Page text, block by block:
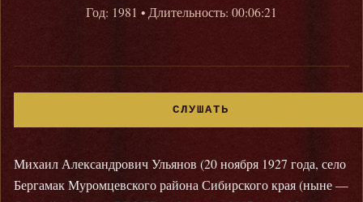
Год: 1981 • Длительность: 00:06:21
СЛУШАТЬ
Михаил Александрович Ульянов (20 ноября 1927 года, село
Бергамак Муромцевского района Сибирского края (ныне —